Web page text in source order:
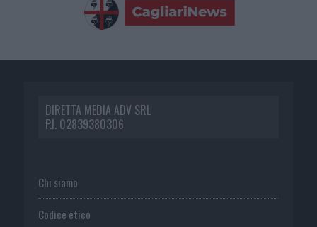
DIRETTA MEDIA ADV SRL
P.I. 02839380306
Chi siamo
Codice etico